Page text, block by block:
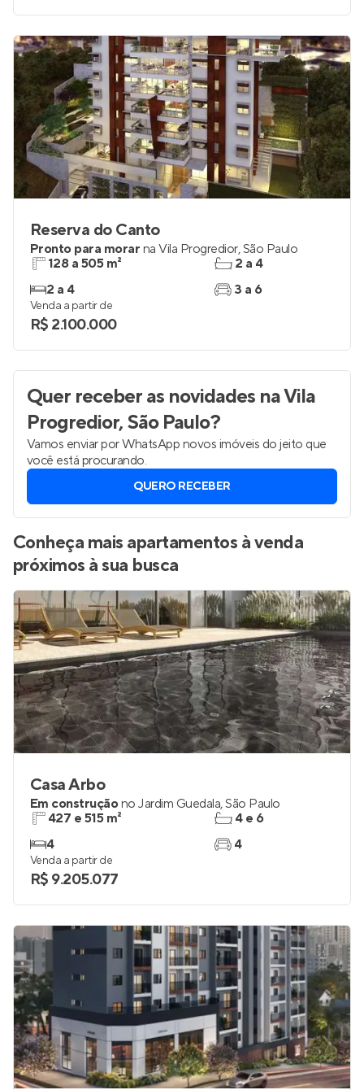
Reserva do Canto
Pronto para morar na Vila Progredior,São Paulo
128 a 505 m²
2 a 4
2 a 4
3 a 6
Venda a partir de
R$ 2.100.000
Quer receber as novidades na Vila
Progredior, São Paulo?
Vamos enviar por WhatsApp novos imóveis do jeito que
você está procurando.
QUERO RECEBER
Conheça mais apartamentos à venda
próximos à sua busca
Casa Arbo
Em construçãono Jardim Guedala,São Paulo
427 e 515 m²
4
4 e 6
4
Venda a partir de
R$ 9.205.077